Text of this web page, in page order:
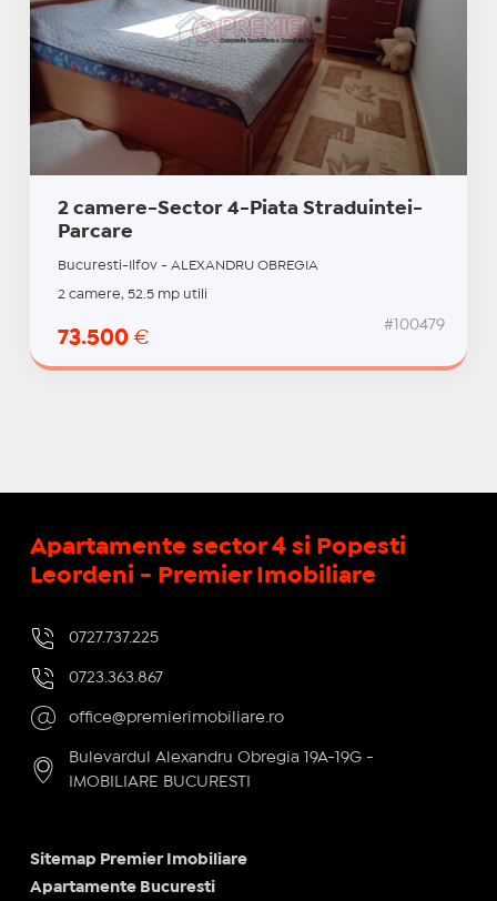
2 camere-Sector 4-Piata Straduintei-
Parcare
Bucuresti-Ilfov - ALEXANDRU OBREGIA
2 camere, 52.5 mp utili
73.500 €
#100479
Apartamente sector 4 si Popesti
Leordeni - Premier Imobiliare
0727.737.225
0723.363.867
office@premierimobiliare.ro
Bulevardul Alexandru Obregia 19A-19G -
IMOBILIARE BUCURESTI
Sitemap Premier Imobiliare
Apartamente Bucuresti